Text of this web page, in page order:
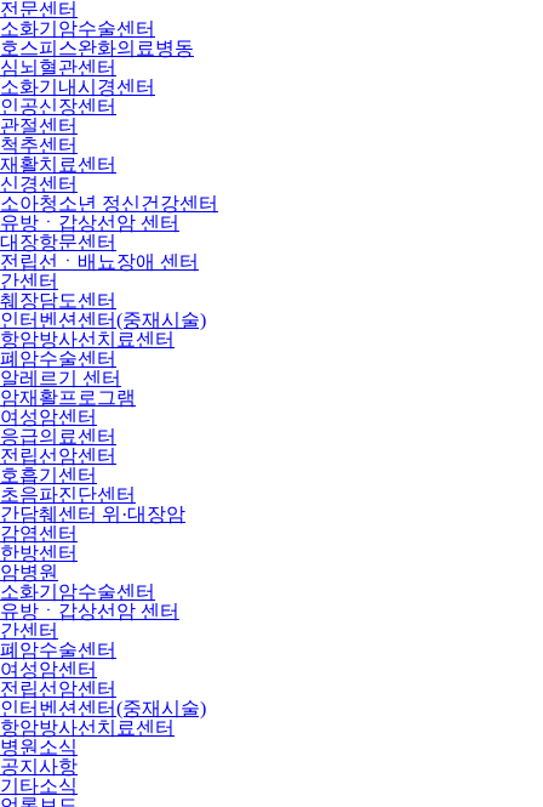
전문센터
소화기암수술센터
호스피스완화의료병동
심뇌혈관센터
소화기내시경센터
인공신장센터
관절센터
척추센터
재활치료센터
신경센터
소아청소년 정신건강센터
유방ㆍ갑상선암 센터
대장항문센터
전립선ㆍ배뇨장애 센터
간센터
췌장담도센터
인터벤션센터(중재시술)
항암방사선치료센터
폐암수술센터
알레르기 센터
암재활프로그램
여성암센터
응급의료센터
전립선암센터
호흡기센터
초음파진단센터
간담췌센터 위·대장암
감염센터
한방센터
암병원
소화기암수술센터
유방ㆍ갑상선암 센터
간센터
폐암수술센터
여성암센터
전립선암센터
인터벤션센터(중재시술)
항암방사선치료센터
병원소식
공지사항
기타소식